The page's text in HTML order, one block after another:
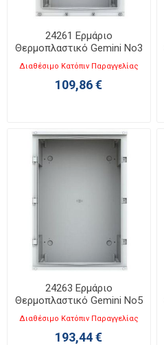
24261 Ερμάριο
Θερμοπλαστικό Gemini No3
ABB
Διαθέσιμο Κατόπιν Παραγγελίας
109,86 €
24263 Ερμάριο
Θερμοπλαστικό Gemini No5
ABB
Διαθέσιμο Κατόπιν Παραγγελίας
193,44 €